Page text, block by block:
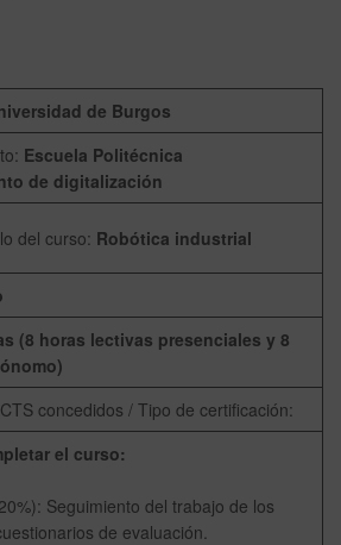
de Burgos
Escuela Politécnica
de digitalización
del curso: Robótica industrial
(8 horas lectivas presenciales y 8
concedidos / Tipo de certificación:
el curso:
Seguimiento del trabajo de los
de evaluación.